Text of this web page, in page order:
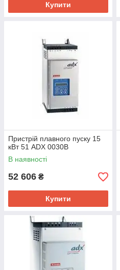
Купити
Пристрій плавного пуску 15
кВт 51 ADX 0030B
В наявності
52 606 ₴
Купити